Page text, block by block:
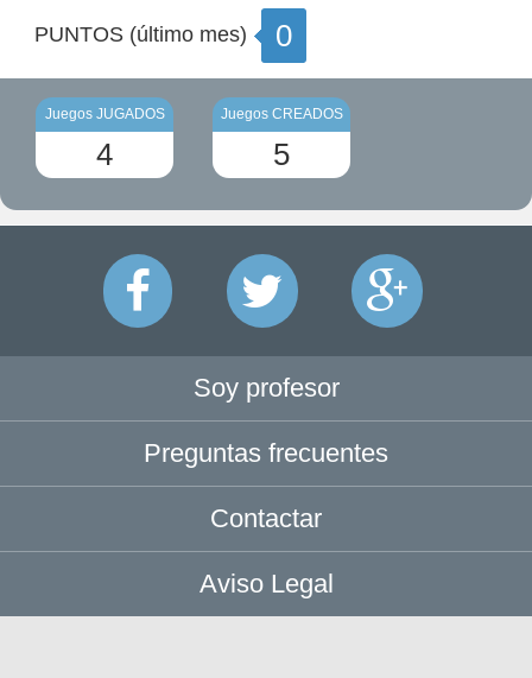
PUNTOS (último mes) 0
Juegos JUGADOS
4
Juegos CREADOS
5
Soy profesor
Preguntas frecuentes
Contactar
Aviso Legal